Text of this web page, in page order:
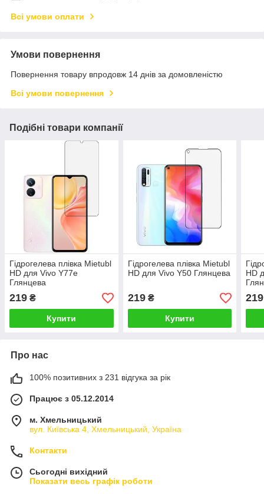
Всі умови оплати
Умови повернення
Повернення товару впродовж 14 днів за домовленістю
Всі умови повернення
Подібні товари компанії
Гідрогелева плівка Mietubl
HD для Vivo Y77e
Глянцева
219 ₴
Купити
Гідрогелева плівка Mietubl
HD для Vivo Y50 Глянцева
219₴
Купити
HD
219
Про нас
100% позитивних з 231 відгука за рік
Працює з 05.12.2014
м. Хмельницький
вул. Київська 4, Хмельницький, Україна
Контакти
Сьогодні вихідний
Показати весь графік роботи